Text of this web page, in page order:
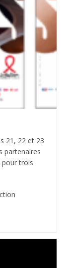
21, 22 et 23
partenaires
pour trois